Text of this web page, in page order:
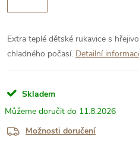
Extra teplé dětské rukavice s
chladného počasí. Detailní
Skladem
11.8.2026
Možnosti doručení